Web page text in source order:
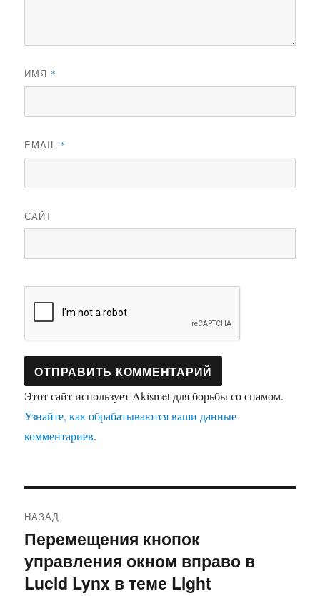
ИМЯ *
EMAIL *
САЙТ
Этот сайт использует Akismet для борьбы со спамом.
Узнайте, как обрабатываются ваши данные
комментариев.
по
записям
НАЗАД
Предыдущая
запись:
Перемещения кнопок
управления окном вправо в
Lucid Lynx в теме Light